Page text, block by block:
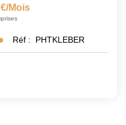
mois
Réf : PHTKLEBER